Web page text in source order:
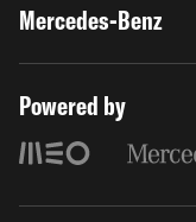
Mercedes-Benz
Powered by